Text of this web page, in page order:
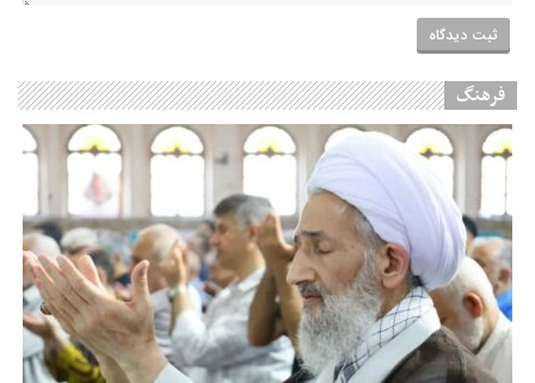
فرهنگ